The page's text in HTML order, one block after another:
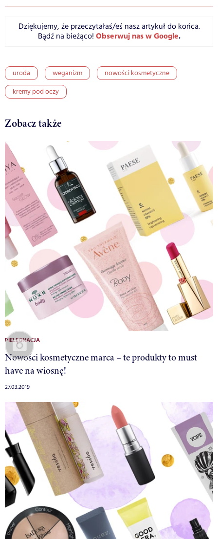
Dziękujemy, że przeczytałaś/eś nasz artykuł do końca.
Bądź na bieżąco! Obserwuj nas w Google.
uroda weganizm
nowości kosmetyczne
kremy pod oczy
Zobacz także
PIELĘGNACJA
Nowości kosmetyczne marca – te produkty to must
have na wiosnę!
27.03.2019